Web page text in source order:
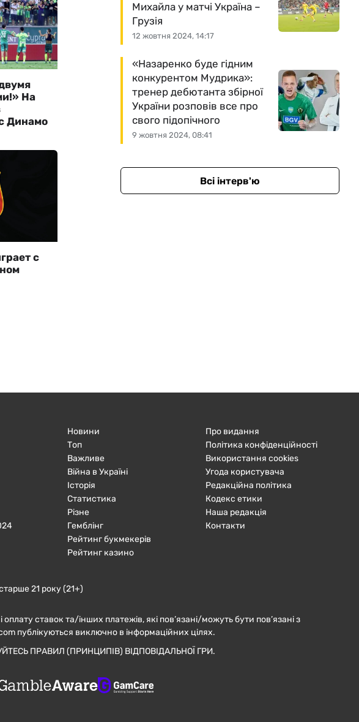
На
Динамо
с
12 жовтня 2024, 14:17
Михайла у матчі Україна –
Грузія
9 жовтня 2024, 08:41
«Назаренко буде гідним
конкурентом Мудрика»:
тренер дебютанта збірної
України розповів все про
свого підопічного
Всі інтерв'ю
Новини
Топ
Важливе
Війна в Україні
Історія
Статистика
Різне
Гемблінг
Рейтинг букмекерів
Рейтинг казино
Про видання
Політика конфіденційності
Використання cookies
Угода користувача
Редакційна політика
Кодекс етики
Наша редакція
Контакти
21 року (21+)
ставок та/інших платежів, які пов’язані/можуть бути пов’язані з
публікуються виключно в інформаційних цілях.
ПРАВИЛ (ПРИНЦИПІВ) ВІДПОВІДАЛЬНОЇ ГРИ.